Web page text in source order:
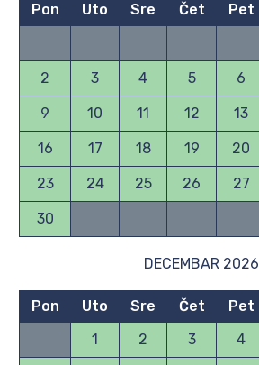
Pon Uto Sre Čet Pet
2 3 4 5 6
9 10 11 12 13
16 17 18 19 20
23 24 25 26 27
30
DECEMBAR 2026
Pon Uto Sre Čet Pet
1
2 3 4